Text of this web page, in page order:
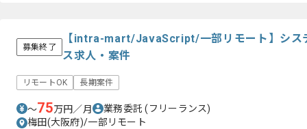
募集終了
【intra-mart/JavaScript/一部リモート】シス
ス求人・案件
リモートOK 長期案件
〜75万円／月 業務委託(フリーランス)
梅田(大阪府)/一部リモート